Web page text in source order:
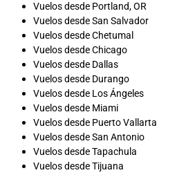
Vuelos desde Portland, OR
Vuelos desde San Salvador
Vuelos desde Chetumal
Vuelos desde Chicago
Vuelos desde Dallas
Vuelos desde Durango
Vuelos desde Los Ángeles
Vuelos desde Miami
Vuelos desde Puerto Vallarta
Vuelos desde San Antonio
Vuelos desde Tapachula
Vuelos desde Tijuana